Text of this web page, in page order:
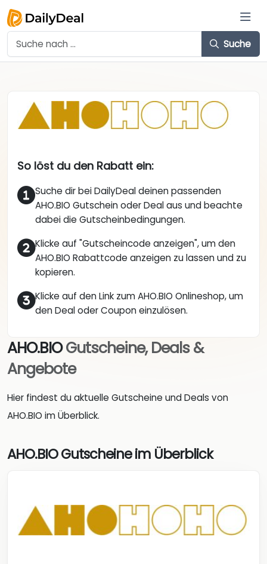
Suche
So löst du den Rabatt ein:
Suche dir bei DailyDeal deinen passenden
AHO.BIO Gutschein oder Deal aus und beachte
dabei die Gutscheinbedingungen.
Klicke auf "Gutscheincode anzeigen", um den
AHO.BIO Rabattcode anzeigen zu lassen und zu
kopieren.
Klicke auf den Link zum AHO.BIO Onlineshop, um
den Deal oder Coupon einzulösen.
AHO.BIOGutscheine, Deals &
Angebote
Hier findest du aktuelle Gutscheine und Deals von
AHO.BIO im Überblick.
AHO.BIO Gutscheine im Überblick